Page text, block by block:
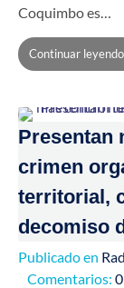
Coquimbo es…
Continuar leyendo
Presentan
crimen
territorial,
decomiso
Publicado en
Comentarios: 0